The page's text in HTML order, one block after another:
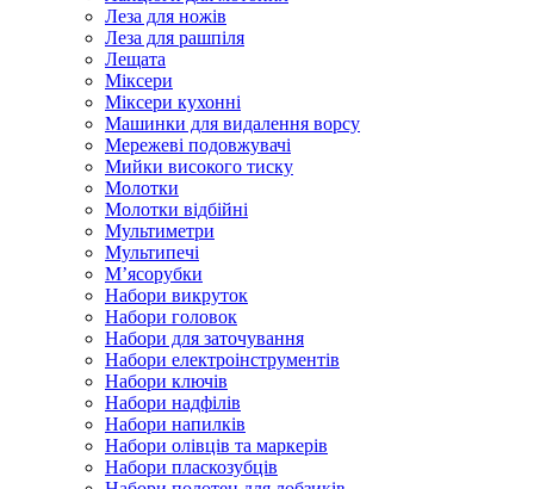
Леза для ножів
Леза для рашпіля
Лещата
Міксери
Міксери кухонні
Машинки для видалення ворсу
Мережеві подовжувачі
Мийки високого тиску
Молотки
Молотки відбійні
Мультиметри
Мультипечі
М’ясорубки
Набори викруток
Набори головок
Набори для заточування
Набори електроінструментів
Набори ключів
Набори надфілів
Набори напилків
Набори олівців та маркерів
Набори пласкозубців